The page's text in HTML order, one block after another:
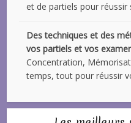
et de partiels pour réussir
Des techniques et des
vos partiels et vos
Concentration,
temps, tout pour réussir